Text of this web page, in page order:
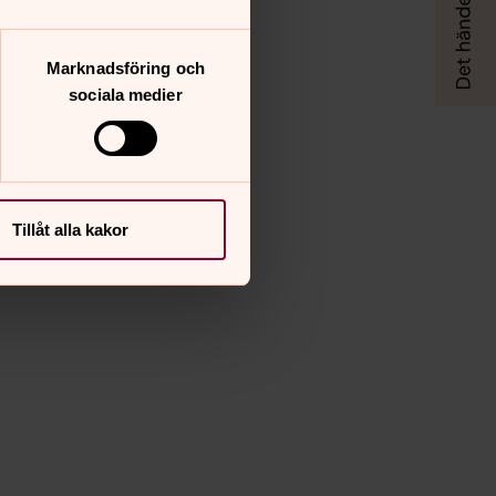
Marknadsföring och
sociala medier
Tillåt alla kakor